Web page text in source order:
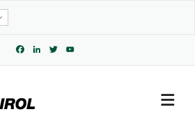
Facebook
LinkedIn
Twitter